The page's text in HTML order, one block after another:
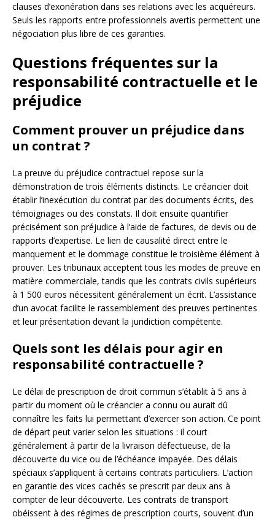
clauses d’exonération dans ses relations avec les acquéreurs.
Seuls les rapports entre professionnels avertis permettent une
négociation plus libre de ces garanties.
Questions fréquentes sur la
responsabilité contractuelle et le
préjudice
Comment prouver un préjudice dans
un contrat ?
La preuve du préjudice contractuel repose sur la
démonstration de trois éléments distincts. Le créancier doit
établir l’inexécution du contrat par des documents écrits, des
témoignages ou des constats. Il doit ensuite quantifier
précisément son préjudice à l’aide de factures, de devis ou de
rapports d’expertise. Le lien de causalité direct entre le
manquement et le dommage constitue le troisième élément à
prouver. Les tribunaux acceptent tous les modes de preuve en
matière commerciale, tandis que les contrats civils supérieurs
à 1 500 euros nécessitent généralement un écrit. L’assistance
d’un avocat facilite le rassemblement des preuves pertinentes
et leur présentation devant la juridiction compétente.
Quels sont les délais pour agir en
responsabilité contractuelle ?
Le délai de prescription de droit commun s’établit à 5 ans à
partir du moment où le créancier a connu ou aurait dû
connaître les faits lui permettant d’exercer son action. Ce point
de départ peut varier selon les situations : il court
généralement à partir de la livraison défectueuse, de la
découverte du vice ou de l’échéance impayée. Des délais
spéciaux s’appliquent à certains contrats particuliers. L’action
en garantie des vices cachés se prescrit par deux ans à
compter de leur découverte. Les contrats de transport
obéissent à des régimes de prescription courts, souvent d’un